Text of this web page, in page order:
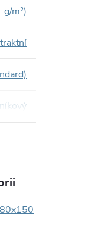
g/m²)